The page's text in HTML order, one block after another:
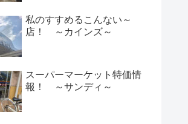
私のすすめるこんない～
店！ ～カインズ～
スーパーマーケット特価情
報！ ～サンディ～